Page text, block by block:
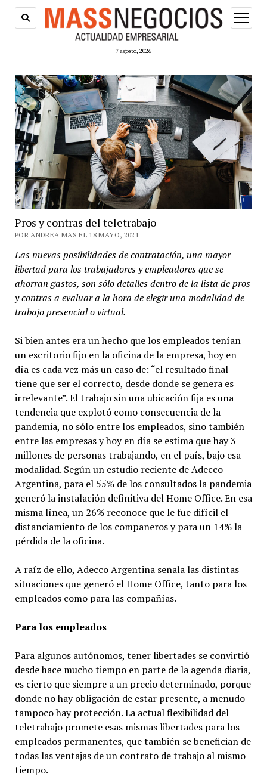
7 agosto, 2026
abrir
menú
Pros y contras del teletrabajo
POR ANDREA MAS EL 18 MAYO, 2021
Las nuevas posibilidades de contratación, una mayor
libertad para los trabajadores y empleadores que se
ahorran gastos, son sólo detalles dentro de la lista de pros
y contras a evaluar a la hora de elegir una modalidad de
trabajo presencial o virtual.
Si bien antes era un hecho que los empleados tenían
un escritorio fijo en la oficina de la empresa, hoy en
día es cada vez más un caso de: “el resultado final
tiene que ser el correcto, desde donde se genera es
irrelevante”. El trabajo sin una ubicación fija es una
tendencia que explotó como consecuencia de la
pandemia, no sólo entre los empleados, sino también
entre las empresas y hoy en día se estima que hay 3
millones de personas trabajando, en el país, bajo esa
modalidad. Según un estudio reciente de Adecco
Argentina, para el 55% de los consultados la pandemia
generó la instalación definitiva del Home Office. En esa
misma línea, un 26% reconoce que le fue difícil el
distanciamiento de los compañeros y para un 14% la
pérdida de la oficina.
A raíz de ello, Adecco Argentina señala las distintas
situaciones que generó el Home Office, tanto para los
empleados como para las compañías.
Para los empleados
Para algunos autónomos, tener libertades se convirtió
desde hace mucho tiempo en parte de la agenda diaria,
es cierto que siempre a un precio determinado, porque
donde no hay obligación de estar presente, a menudo
tampoco hay protección. La actual flexibilidad del
teletrabajo promete esas mismas libertades para los
empleados permanentes, que también se benefician de
todas las ventajas de un contrato de trabajo al mismo
tiempo.